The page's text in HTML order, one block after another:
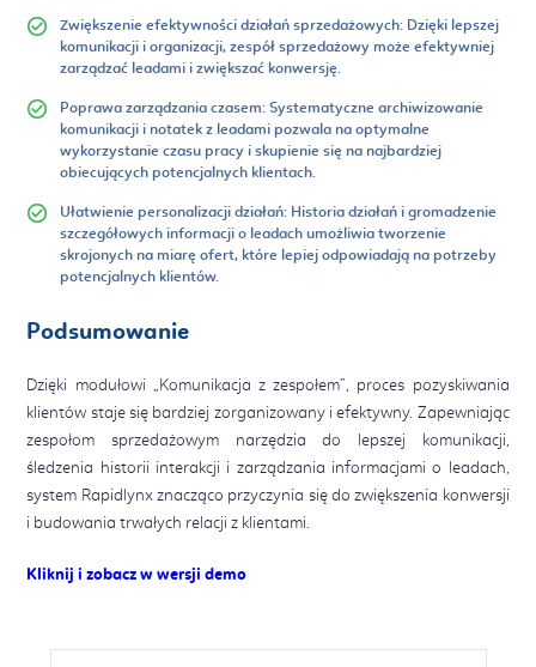
Zwiększenie efektywności działań sprzedażowych: Dzięki lepszej
komunikacji i organizacji, zespół sprzedażowy może efektywniej
zarządzać leadami i zwiększać konwersję.
Poprawa zarządzania czasem: Systematyczne archiwizowanie
komunikacji i notatek z leadami pozwala na optymalne
wykorzystanie czasu pracy i skupienie się na najbardziej
obiecujących potencjalnych klientach.
Ułatwienie personalizacji działań: Historia działań i gromadzenie
szczegółowych informacji o leadach umożliwia tworzenie
skrojonych na miarę ofert, które lepiej odpowiadają na potrzeby
potencjalnych klientów.
Podsumowanie
Dzięki modułowi „Komunikacja z zespołem”, proces pozyskiwania
klientów staje się bardziej zorganizowany i efektywny. Zapewniając
zespołom sprzedażowym narzędzia do lepszej komunikacji,
śledzenia historii interakcji i zarządzania informacjami o leadach,
system Rapidlynx znacząco przyczynia się do zwiększenia konwersji
i budowania trwałych relacji z klientami.
Kliknij i zobacz w wersji demo